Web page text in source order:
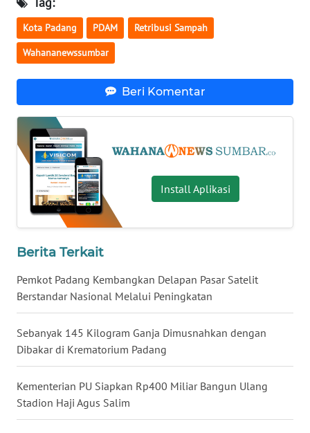
Kota Padang PDAM Retribusi Sampah
Wahananewssumbar
Beri Komentar
Install Aplikasi
Berita Terkait
Pemkot Padang Kembangkan Delapan Pasar Satelit
Berstandar Nasional Melalui Peningkatan
Sebanyak 145 Kilogram Ganja Dimusnahkan dengan
Dibakar di Krematorium Padang
Kementerian PU Siapkan Rp400 Miliar Bangun Ulang
Stadion Haji Agus Salim
WN
NUSANTARA
WN
JATIM
WN
BALI
KALBAR
KALTENG
WN
KALTARA
WN
KALSEL